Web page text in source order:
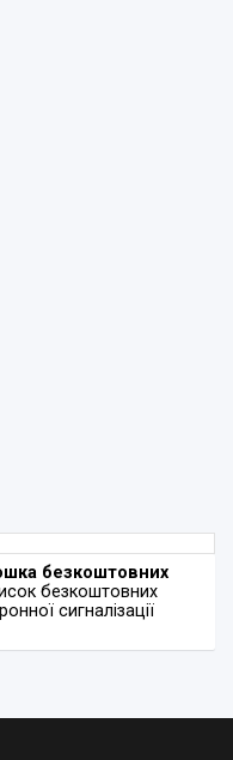
безкоштовних
безкоштовних
сигналізації